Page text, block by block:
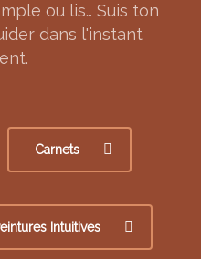
ou lis… Suis ton
dans l'instant
Carnets
Intuitives